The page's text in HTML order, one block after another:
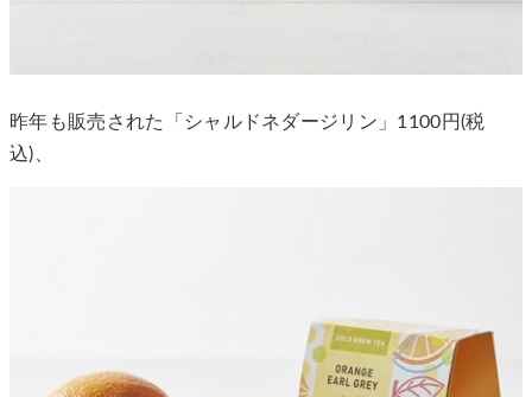
昨年も販売された「シャルドネダージリン」1100円(税
込)、